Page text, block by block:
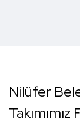
Nilüfer